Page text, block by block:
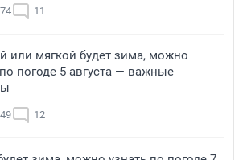
11
или мягкой будет зима, можно
погоде 5 августа — важные
12